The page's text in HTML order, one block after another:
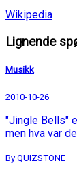
Wikipedia
Lignende
Musikk
2010-10-26
"Jingle Bells"
men hva var
By QUIZSTONE